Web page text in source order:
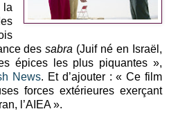
dessabra (Juif né en Israël,
épices les plus piquantes »,
News. Et d’ajouter : « Ce film
forces extérieures exerçant
l’AIEA ».